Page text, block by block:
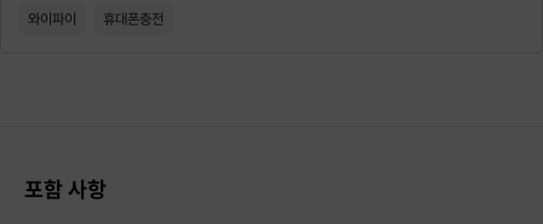
와이파이 휴대폰충전
포함 사항